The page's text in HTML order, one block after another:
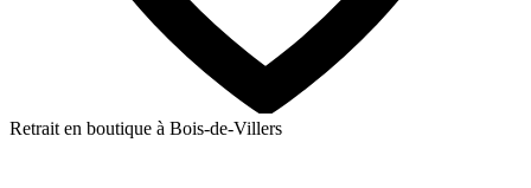
Retrait en boutique à Bois-de-Villers